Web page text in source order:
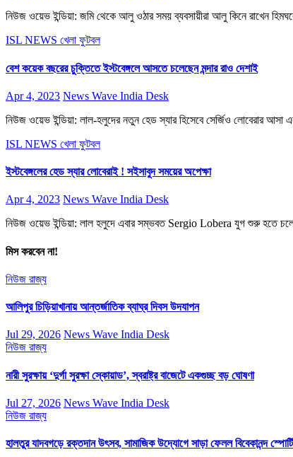
নিউজ ওয়েভ ইন্ডিয়া: জমি থেকে আলু ওঠার সময় ব্যবসায়ীরা আলু কিনে রাখেন
ISL NEWS খেলা ফুটবল
বেশ কয়েক বছরের চুক্তিতে ইস্টবেঙ্গলে আসতে চলেছেন মন্দার রাও দেশাই
Apr 4, 2023 News Wave India Desk
নিউজ ওয়েভ ইন্ডিয়া: লাল-হলুদের নতুন হেড স্যার হিসেবে সের্জিও লোবেরার
ISL NEWS খেলা ফুটবল
ইস্টবেঙ্গলের হেড স্যার লোবেরাই ! সইসাবুদ সময়ের অপেক্ষা
Apr 4, 2023 News Wave India Desk
নিউজ ওয়েভ ইন্ডিয়া: লাল হলুদে এবার সম্ভবত Sergio Lobera যুগ শুরু হতে
মিস করবেন না!
নিউজ রাজ্য
আলিপুর চিড়িয়াখানায় আন্তর্জাতিক ব্যাঘ্র দিবস উদযাপন
Jul 29, 2026 News Wave India Desk
নিউজ রাজ্য
নারী সুরক্ষায় ‘দুর্গা সুরক্ষা স্কোয়াড’, স্বরাষ্ট্র বাজেটে একগুচ্ছ বড় ঘোষণা
Jul 27, 2026 News Wave India Desk
নিউজ রাজ্য
হালতুর যাদবগড়ে রক্তদান উৎসব, সামাজিক উদ্যোগে সাড়া ফেলল বিবেকানন্দ